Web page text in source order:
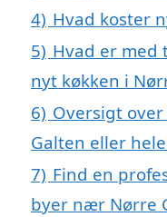
4) Hvad koster
5) Hvad er med
nyt køkken i
6) Oversigt
Galten eller
7) Find en
byer nær Nørre